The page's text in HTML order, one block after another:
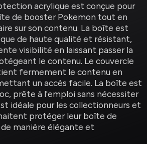
acrylique est conçue pour
de booster Pokemon tout en
sur son contenu. La boîte est
de haute qualité et résistant,
visibilité en laissant passer la
le contenu. Le couvercle
fermement le contenu en
un accès facile. La boîte est
prête à l'emploi sans nécessiter
idéale pour les collectionneurs et
protéger leur boîte de
manière élégante et